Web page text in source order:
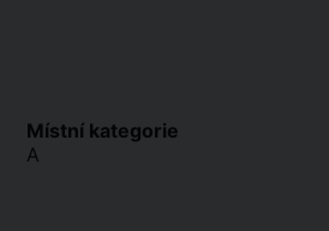
Místní kategorie
A